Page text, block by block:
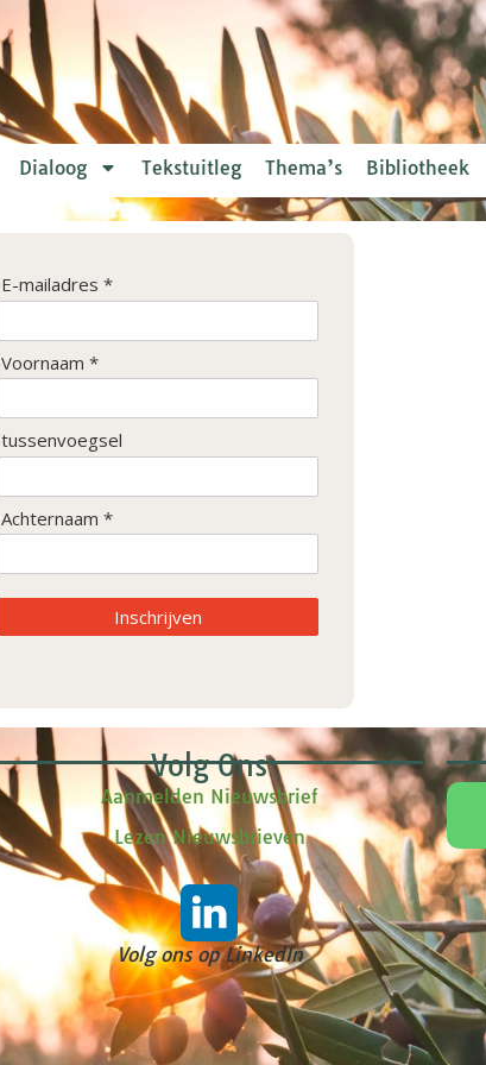
Dialoog Tekstuitleg Thema’s Bibliotheek
E-mailadres *
Voornaam *
tussenvoegsel
Achternaam *
Inschrijven
Volg Ons
Aanmelden Nieuwsbrief
Lezen Nieuwsbrieven
Volg ons op LinkedIn